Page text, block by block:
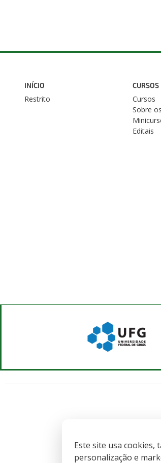
Este site usa cookies,
personalização e
INÍCIO
Restrito
CURSOS
Cursos
Sobre
Editais